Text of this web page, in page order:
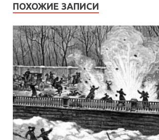
ПОХОЖИЕ ЗАПИСИ